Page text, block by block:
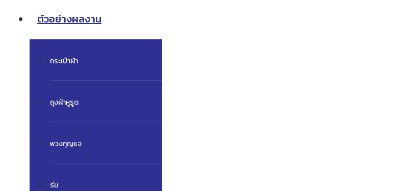
ตัวอย่างผลงาน
กระเป๋าผ้า
ถุงผ้าหูรูด
พวงกุญแจ
ร่ม